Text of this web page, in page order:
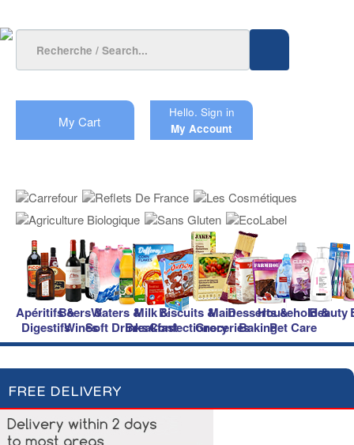
My Cart
Hello. Sign in
My Account
Apéritifs &
Digestifs
Beers &
Wines
Waters &
Soft Drinks
Milk &
Breakfast
Biscuits &
Confectionery
Main
Groceries
Desserts &
Baking
Household &
Pet Care
Beauty
FREE DELIVERY